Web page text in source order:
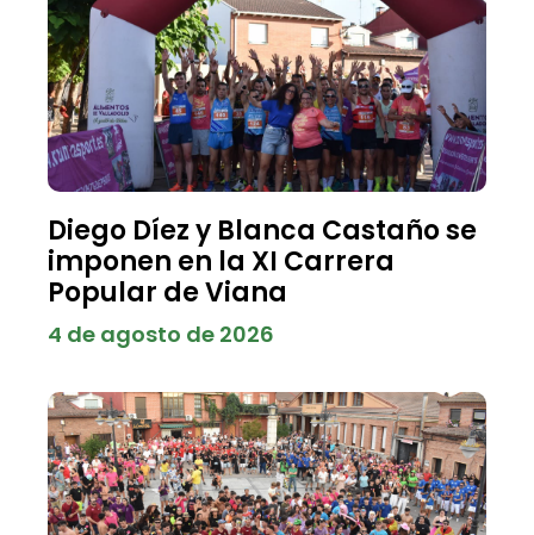
Diego Díez y Blanca Castaño se
imponen en la XI Carrera
Popular de Viana
4 de agosto de 2026